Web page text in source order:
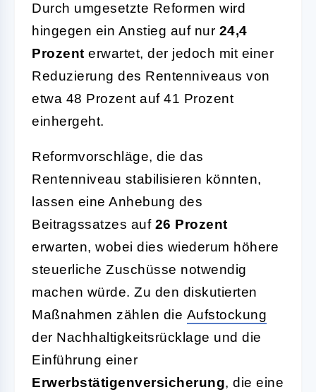
Durch umgesetzte Reformen wird
hingegen ein Anstieg auf nur 24,4
Prozent erwartet, der jedoch mit einer
Reduzierung des Rentenniveaus von
etwa 48 Prozent auf 41 Prozent
einhergeht.
Reformvorschläge, die das
Rentenniveau stabilisieren könnten,
lassen eine Anhebung des
Beitragssatzes auf 26 Prozent
erwarten, wobei dies wiederum höhere
steuerliche Zuschüsse notwendig
machen würde. Zu den diskutierten
Maßnahmen zählen die Aufstockung
der Nachhaltigkeitsrücklage und die
Einführung einer
Erwerbstätigenversicherung, die eine